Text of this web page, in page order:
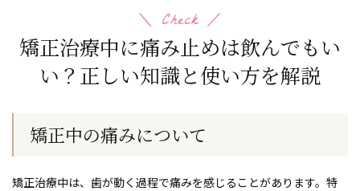
矯正治療中に痛み止めは飲んでもい
い？正しい知識と使い方を解説
矯正中の痛みについて
矯正治療中は、歯が動く過程で痛みを感じることがあります。特